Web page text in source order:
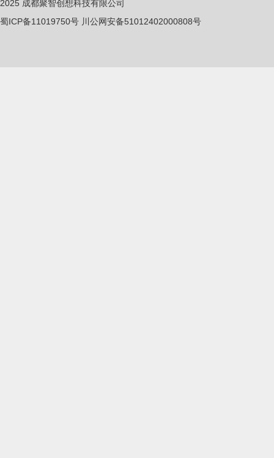
2025 成都聚智创想科技有限公司
蜀ICP备11019750号 川公网安备51012402000808号